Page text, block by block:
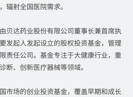
辐射全国医院需求。
贝达药业股份有限公司董事长兼首席执
发起人发起设立的股权投资基金，管理
责任公司。基金专注于大健康行业，重
断、创新医疗器械等领域。
市场的创业投资基金，覆盖早期和成长